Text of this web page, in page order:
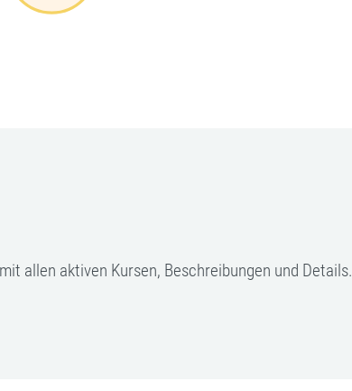
allen aktiven Kursen, Beschreibungen und Details.